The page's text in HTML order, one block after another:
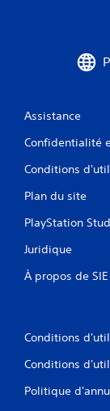
Assistance
Confidentialité
Conditions
Plan du site
PlayStation
Juridique
À propos de SIE
Conditions
Conditions
Politique